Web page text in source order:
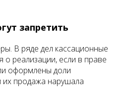
запретить
В ряде дел кассационные
реализации, если в праве
оформлены доли
продажа нарушала